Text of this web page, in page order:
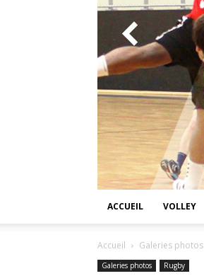
ACCUEIL VOLLEY
Accueil Galeries photos
Galeries photos Rugby